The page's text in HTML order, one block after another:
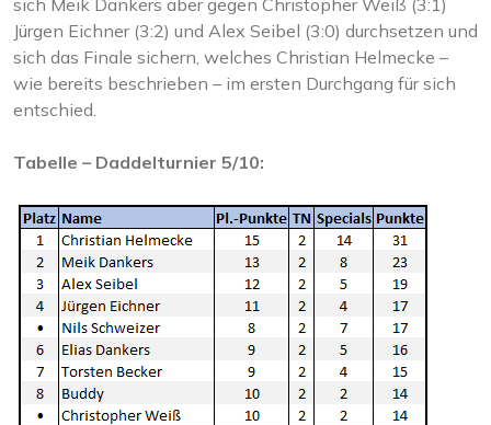
sich Meik Dankers aber gegen Christopher Weiß (3:1)
Jürgen Eichner (3:2) und Alex Seibel (3:0) durchsetzen und
sich das Finale sichern, welches Christian Helmecke –
wie bereits beschrieben – im ersten Durchgang für sich
entschied.
Tabelle – Daddelturnier 5/10: